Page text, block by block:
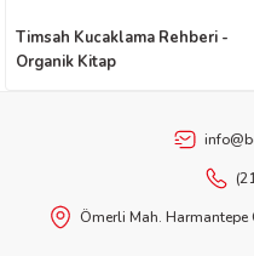
Timsah Kucaklama Rehberi -
Organik Kitap
Ömerli Mah. Harmantepe